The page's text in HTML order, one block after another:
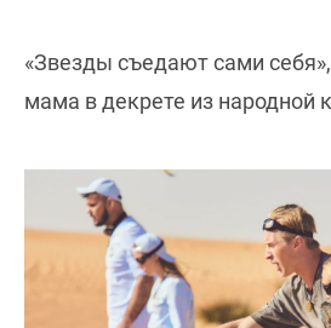
«Звезды съедают сами
мама в декрете из народной